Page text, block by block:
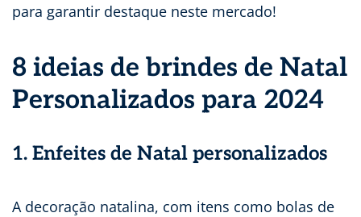
para garantir destaque neste mercado!
8 ideias de brindes de Natal
Personalizados para 2024
1. Enfeites de Natal personalizados
A decoração natalina, com itens como bolas de